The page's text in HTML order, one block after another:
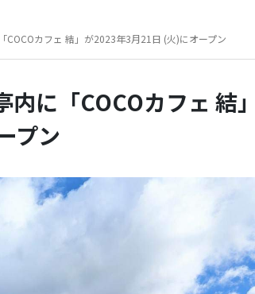
COCOカフェ 結」が2023年3月21日 (火)にオープン
に「COCOカフェ 結
プン